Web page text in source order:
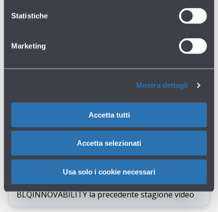
Statistiche
Marketing
Mostra dettagli
Accetta tutti
Accetta selezionati
Usa solo i cookie necessari
GALLERY
Apri
BLQINNOVABILITY la precedente stagione video